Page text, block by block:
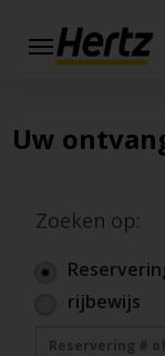
Menu
Wijzig/
Join /
Gold
Uw
Zoeken op:
rijbewijs
Reservering #